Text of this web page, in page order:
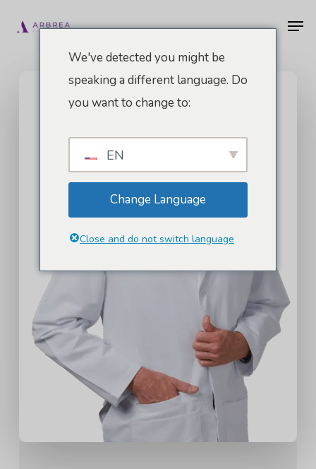
Hauptinhalt
We've detected you might be
speaking a different language. Do
you want to change to:
EN
Change Language
Close and do not switch language